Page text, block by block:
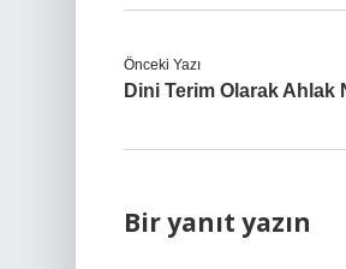
Önceki Yazı
Dini Terim Olarak Ahlak
Bir yanıt yazın